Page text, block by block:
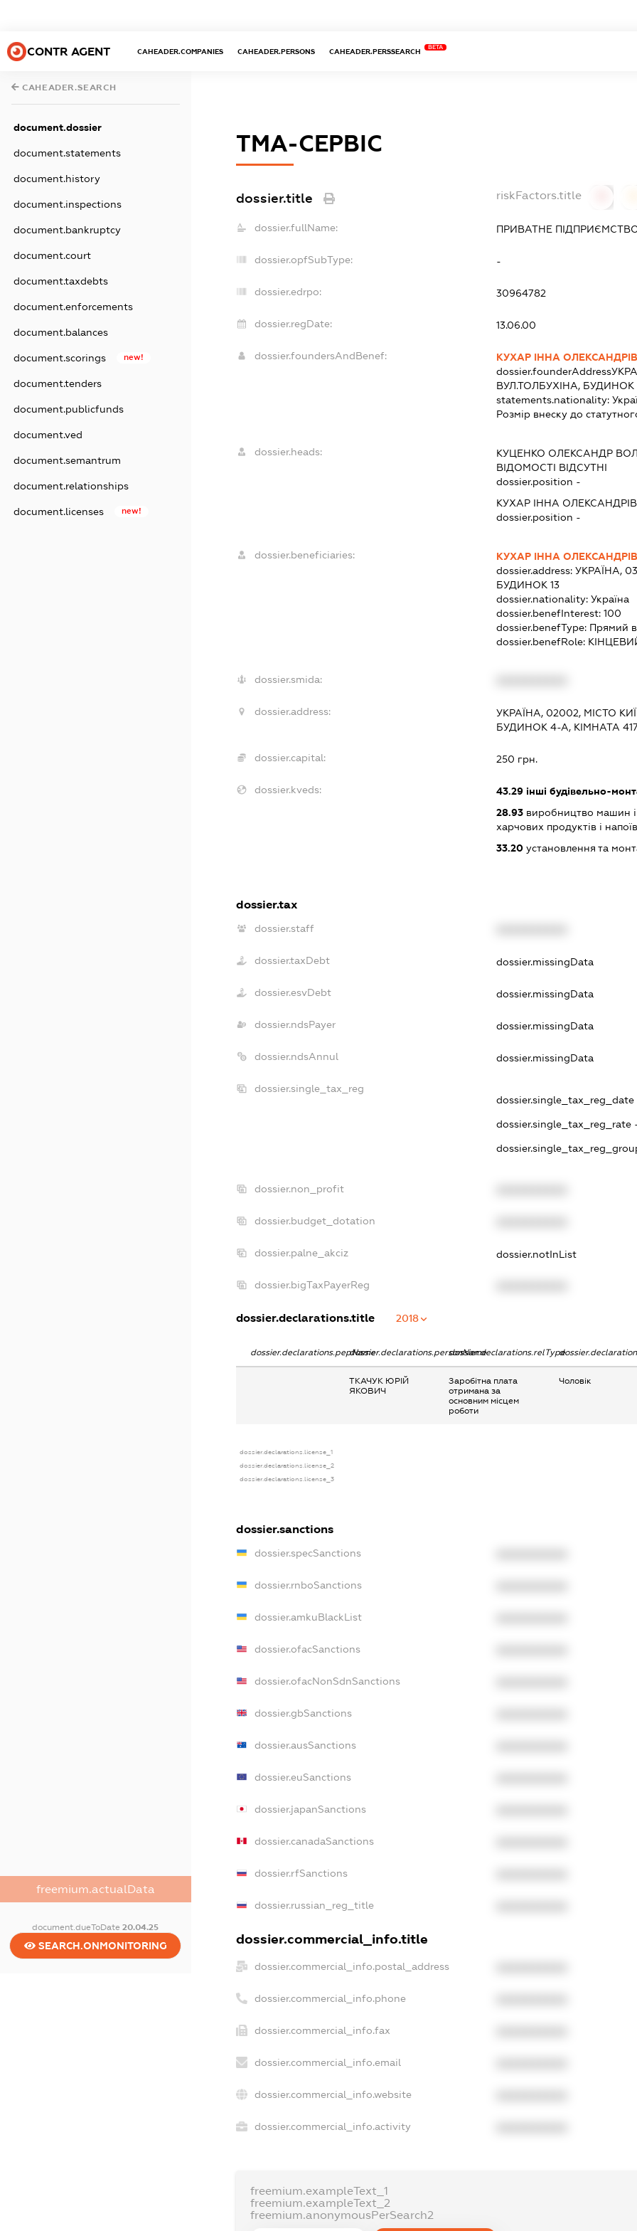
CONTR AGENT CAHEADER.COMPANIES CAHEADER.PERSONS CAHEADER.PERSSEARCH
BETA
CAHEADER.SEARCH
document.dossier
document.statements
document.history
document.inspections
document.bankruptcy
document.court
document.taxdebts
document.enforcements
document.balances
document.scorings new!
document.tenders
document.publicfunds
document.ved
document.semantrum
document.relationships
document.licenses new!
freemium.actualData
document.dueToDate20.04.25
SEARCH.ONMONITORING
ТМА-СЕРВІС
dossier.title riskFactors.title
dossier.fullName: ПРИВАТНЕ
dossier.opfSubType: -
dossier.edrpo: 30964782
dossier.regDate: 13.06.00
dossier.foundersAndBenef:
КУХАР ІННА
dossier.founderAddress
ВУЛ.ТОЛБУХІНА, БУДИНОК
statements.nationality:
Розмір внеску до
dossier.heads: КУЦЕНКО ОЛЕКСАНДР
ВІДОМОСТІ ВІДСУТНІ
dossier.position -
КУХАР ІННА
dossier.position -
dossier.beneficiaries:
КУХАР ІННА
dossier.address:УКРАЇНА,
БУДИНОК 13
dossier.nationality:Україна
dossier.benefInterest:100
dossier.benefType: Прямий
dossier.benefRole:
dossier.smida:
dossier.address:
УКРАЇНА, 02002, МІСТО
БУДИНОК 4-А, КІМНАТА
dossier.capital: 250 грн.
dossier.kveds: 43.29 інші будівельно-
28.93 виробництво машин і
харчових продуктів і
33.20 установлення та
dossier.tax
dossier.staff
dossier.taxDebt dossier.missingData
dossier.esvDebt dossier.missingData
dossier.ndsPayer dossier.missingData
dossier.ndsAnnul dossier.missingData
dossier.single_tax_reg
dossier.single_tax_reg_date -
dossier.single_tax_reg_rate
dossier.non_profit
dossier.budget_dotation
dossier.palne_akciz dossier.notInList
dossier.bigTaxPayerReg
dossier.declarations.title 2018
dossier.declarations.pepNamedossier.declarations.personNamedossier.declarations.relType
ТКАЧУК ЮРІЙ
ЯКОВИЧ
Заробітна плата
отримана за
основним місцем
роботи
Чоловік
dossier.declarations.license_1
dossier.declarations.license_2
dossier.declarations.license_3
dossier.sanctions
dossier.specSanctions
dossier.rnboSanctions
dossier.amkuBlackList
dossier.ofacSanctions
dossier.ofacNonSdnSanctions
dossier.gbSanctions
dossier.ausSanctions
dossier.euSanctions
dossier.japanSanctions
dossier.canadaSanctions
dossier.rfSanctions
dossier.russian_reg_title
dossier.commercial_info.title
dossier.commercial_info.postal_address
dossier.commercial_info.phone
dossier.commercial_info.fax
dossier.commercial_info.email
dossier.commercial_info.website
dossier.commercial_info.activity
freemium.exampleText_1
freemium.exampleText_2
freemium.anonymousPerSearch2